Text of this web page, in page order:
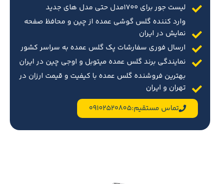
لیست جور برای 1700مدل حتی مدل های جدید
وارد کننده گلس گوشی عمده از چین و محافظ صفحه
نمایش در ایران
ارسال فوری سفارشات پک گلس عمده به سراسر کشور
نمایندگی برند گلس عمده میتوبل و اوجی چین در ایران
بهترین فروشنده گلس عمده با کیفیت و قیمت ارزان در
تهران و ایران
تماس مستقیم:09102520805